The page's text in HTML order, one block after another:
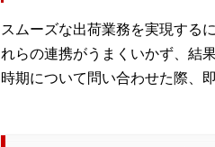
スムーズな出荷業務を実現する
れらの連携がうまくいかず、結
時期について問い合わせた際、